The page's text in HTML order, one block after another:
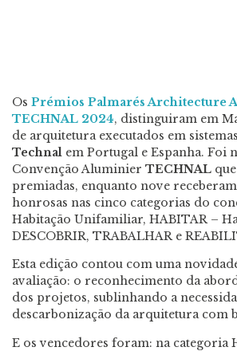
Os Prémios Palmarés Architecture
TECHNAL 2024, distinguiram em
de arquitetura executados em
Technal em Portugal e Espanha. Foi
Convenção Aluminier TECHNAL
premiadas, enquanto nove
honrosas nas cinco categorias do
Habitação Unifamiliar, HABITAR –
DESCOBRIR, TRABALHAR e
Esta edição contou com uma
avaliação: o reconhecimento da
dos projetos, sublinhando a
descarbonização da arquitetura com
E os vencedores foram: na categoria